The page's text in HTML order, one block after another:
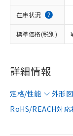
在庫状況
標準価格(税別)
詳細情報
定格/性能 外形図
RoHS/REACH対応